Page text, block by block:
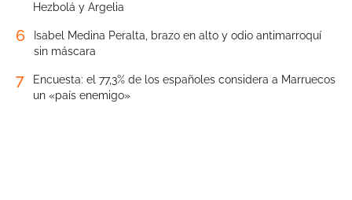
Hezbolá y Argelia
6
Isabel Medina Peralta, brazo en alto y odio antimarroquí
sin máscara
7
Encuesta: el 77,3% de los españoles considera a Marruecos
un «país enemigo»